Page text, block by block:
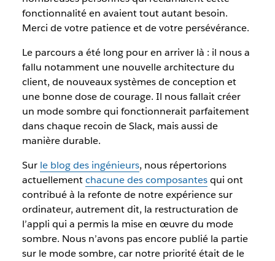
fonctionnalité en avaient tout autant besoin.
Merci de votre patience et de votre persévérance.
Le parcours a été long pour en arriver là : il nous a
fallu notamment une nouvelle architecture du
client, de nouveaux systèmes de conception et
une bonne dose de courage. Il nous fallait créer
un mode sombre qui fonctionnerait parfaitement
dans chaque recoin de Slack, mais aussi de
manière durable.
Sur le blog des ingénieurs, nous répertorions
actuellementchacune des composantesqui ont
contribué à la refonte de notre expérience sur
ordinateur, autrement dit, la restructuration de
l’appli qui a permis la mise en œuvre du mode
sombre. Nous n’avons pas encore publié la partie
sur le mode sombre, car notre priorité était de le